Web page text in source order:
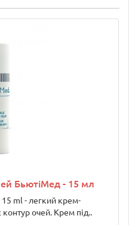
БьютіМед - 15 мл
ml - легкий крем-
очей. Крем під..